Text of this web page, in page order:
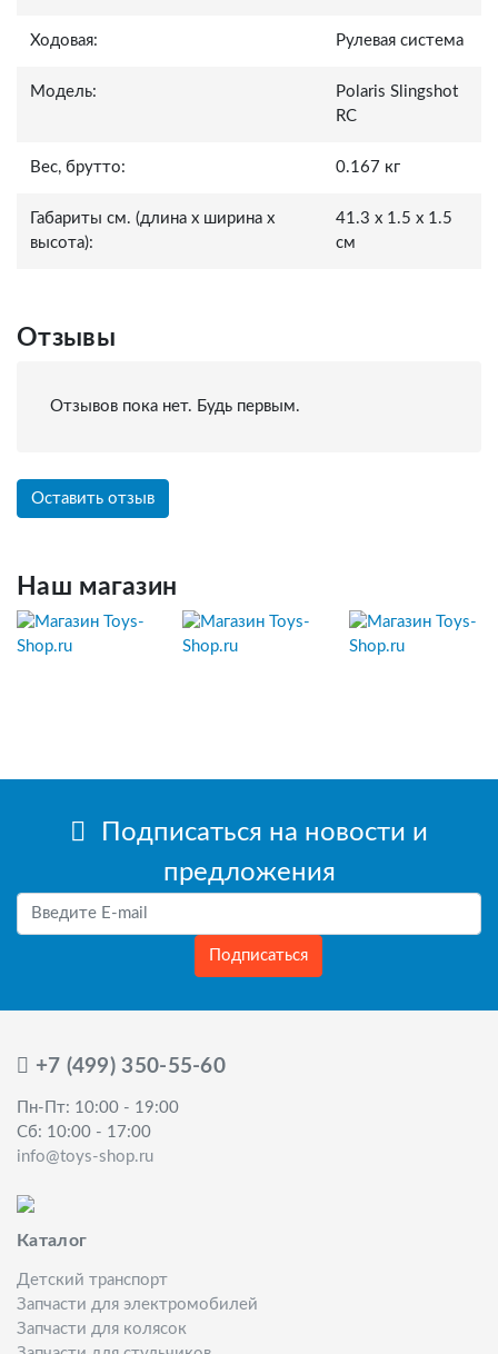
Ходовая: Рулевая система
Модель:
Polaris Slingshot
RC
Вес, брутто: 0.167 кг
Габариты см. (длина x ширина x
высота):
41.3 x 1.5 x 1.5
см
Отзывы
Отзывов пока нет. Будь первым.
Оставить отзыв
Наш магазин
Подписаться на новости и
предложения
Подписаться
+7 (499) 350-55-60
Пн-Пт: 10:00 - 19:00
Сб: 10:00 - 17:00
info@toys-shop.ru
Каталог
Детский транспорт
Запчасти для электромобилей
Запчасти для колясок